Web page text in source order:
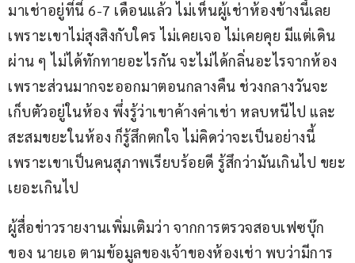
มาเช่าอยู่ที่นี่ 6-7 เดือนแล้ว ไม่เห็นผู้เช่าห้องข้างนี้เลย
เพราะเขาไม่สุงสิงกับใคร ไม่เคยเจอ ไม่เคยคุย มีแต่เดิน
ผ่าน ๆ ไม่ได้ทักทายอะไรกัน จะไม่ได้กลิ่นอะไรจากห้อง
เพราะส่วนมากจะออกมาตอนกลางคืน ช่วงกลางวันจะ
เก็บตัวอยู่ในห้อง พึ่งรู้ว่าเขาค้างค่าเช่า หลบหนีไป และ
สะสมขยะในห้อง ก็รู้สึกตกใจ ไม่คิดว่าจะเป็นอย่างนี้
เพราะเขาเป็นคนสุภาพเรียบร้อยดี รู้สึกว่ามันเกินไป ขยะ
เยอะเกินไป
ผู้สื่อข่าวรายงานเพิ่มเติมว่า จากการตรวจสอบเฟซบุ๊ก
ของ นายเอ ตามข้อมูลของเจ้าของห้องเช่า พบว่ามีการ